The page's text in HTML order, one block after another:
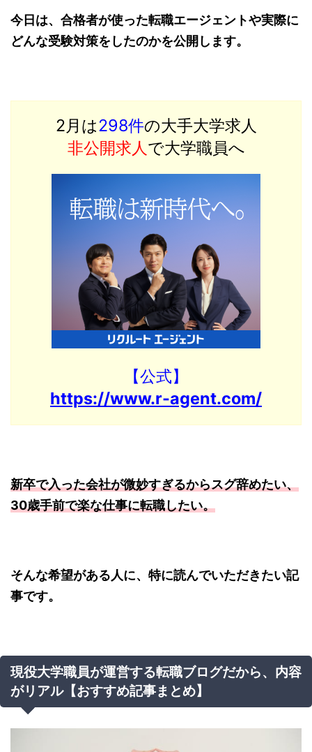
今日は、合格者が使った転職エージェントや実際に
どんな受験対策をしたのかを公開します。
2月は298件の大手大学求人
非公開求人で大学職員へ
【公式】
https://www.r-agent.com/
新卒で入った会社が微妙すぎるからスグ辞めたい、
30歳手前で楽な仕事に転職したい。
そんな希望がある人に、特に読んでいただきたい記
事です。
現役大学職員が運営する転職ブログだから、内容
がリアル【おすすめ記事まとめ】